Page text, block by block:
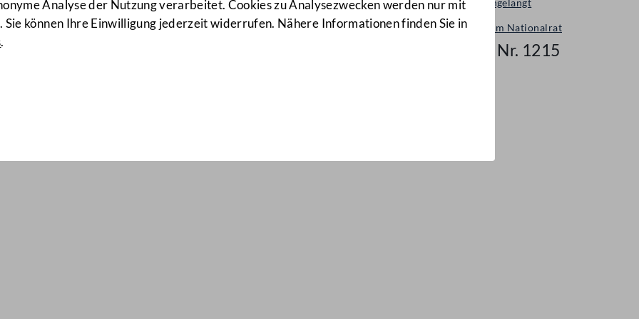
Analyse der Nutzung verarbeitet. Cookies zu Analysezwecken werden nur mit
Sie können Ihre Einwilligung jederzeit widerrufen. Nähere Informationen finden Sie in
.
Neu eingelangt
Neues im Nationalrat
Mail Nr. 1215
Nr: 1215